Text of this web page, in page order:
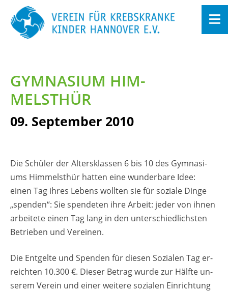
sprin­
gen
GYM­NA­SI­UM HIM­
MELSTHÜR
09. Sep­tem­ber 2010
Die Schü­ler der Al­ters­klas­sen 6 bis 10 des Gym­na­si­
ums Him­melsthür hat­ten eine wun­der­ba­re Idee:
einen Tag ihres Le­bens woll­ten sie für so­zia­le Dinge
„spen­den“: Sie spen­de­ten ihre Ar­beit: jeder von ihnen
ar­bei­te­te einen Tag lang in den un­ter­schied­lichs­ten
Be­trie­ben und Ver­ei­nen.
Die Ent­gel­te und Spen­den für die­sen So­zia­len Tag er­
reich­ten 10.300 €. Die­ser Be­trag wurde zur Hälf­te un­
se­rem Ver­ein und einer wei­te­re so­zia­len Ein­rich­tung